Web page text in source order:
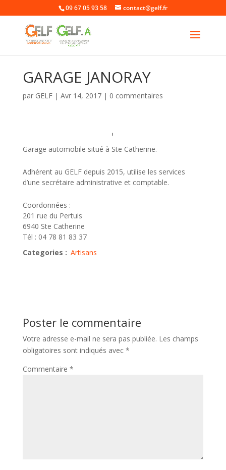
09 67 05 93 58 contact@gelf.fr
GARAGE JANORAY
par GELF| Avr 14, 2017| 0 commentaires
Garage automobile situé à Ste Catherine.
Adhérent au GELF depuis 2015, utilise les services
d’une secrétaire administrative et comptable.
Coordonnées :
201 rue du Pertuis
6940 Ste Catherine
Tél : 04 78 81 83 37
Categories : Artisans
Poster le commentaire
Votre adresse e-mail ne sera pas publiée. Les champs
obligatoires sont indiqués avec *
Commentaire *